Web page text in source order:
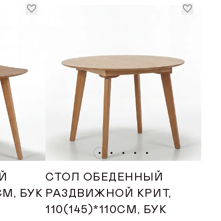
БУК
СТОЛ ОБЕДЕННЫЙ
РАЗДВИЖНОЙ КРИТ,
110(145)*110СМ, БУК